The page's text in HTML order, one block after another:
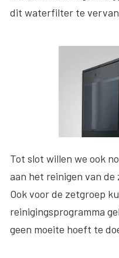
dit waterfilter te
Tot slot willen we ook
aan het reinigen van
Ook voor de zetgroep
reinigingsprogramma
geen moeite hoeft te